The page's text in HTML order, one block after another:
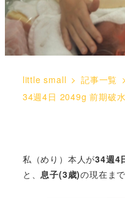
little small 記事一覧
34週4日 2049g 前期破
私（めり）本人が34週4
と、 息子(3歳)の現在ま